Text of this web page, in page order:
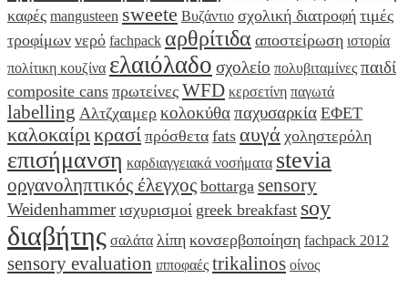
καφές mangusteen sweete Βυζάντιο σχολική διατροφή τιμές
τροφίμων νερό fachpack αρθρίτιδα αποστείρωση ιστορία
πολίτικη κουζίνα ελαιόλαδο σχολείο πολυβιταμίνες παιδί
composite cans πρωτείνες WFD κερσετίνη παγωτά
labelling Αλτζχαιμερ κολοκύθαπαχυσαρκία ΕΦΕΤ
καλοκαίρικρασί πρόσθετα fats αυγά χοληστερόλη
επισήμανση καρδιαγγειακά νοσήματα stevia
οργανοληπτικός έλεγχος bottarga sensory
Weidenhammer ισχυρισμοί greek breakfast soy
διαβήτης σαλάτα λίπη κονσερβοποίηση fachpack 2012
sensory evaluation ιπποφαές trikalinos οίνος